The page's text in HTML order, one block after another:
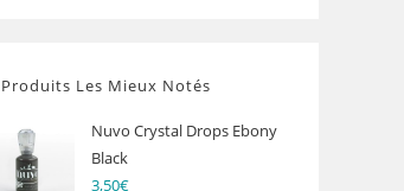
Produits Les Mieux Notés
Nuvo Crystal Drops Ebony
Black
3,50€